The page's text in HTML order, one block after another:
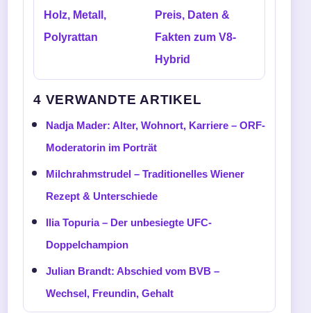
Holz, Metall,
Polyrattan
Preis, Daten &
Fakten zum V8-
Hybrid
4 VERWANDTE ARTIKEL
Nadja Mader: Alter, Wohnort, Karriere – ORF-
Moderatorin im Porträt
Milchrahmstrudel – Traditionelles Wiener
Rezept & Unterschiede
Ilia Topuria – Der unbesiegte UFC-
Doppelchampion
Julian Brandt: Abschied vom BVB –
Wechsel, Freundin, Gehalt